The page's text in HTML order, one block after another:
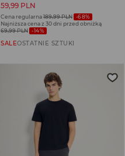
59,99 PLN
Cena regularna189,99 PLN -68%
Najniższa cena z 30 dni przed obniżką
69,99 PLN -14%
SALEOSTATNIE SZTUKI